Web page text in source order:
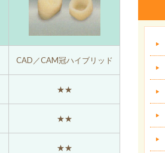
CAD／CAM冠ハイブリッド
★★
★★
★★